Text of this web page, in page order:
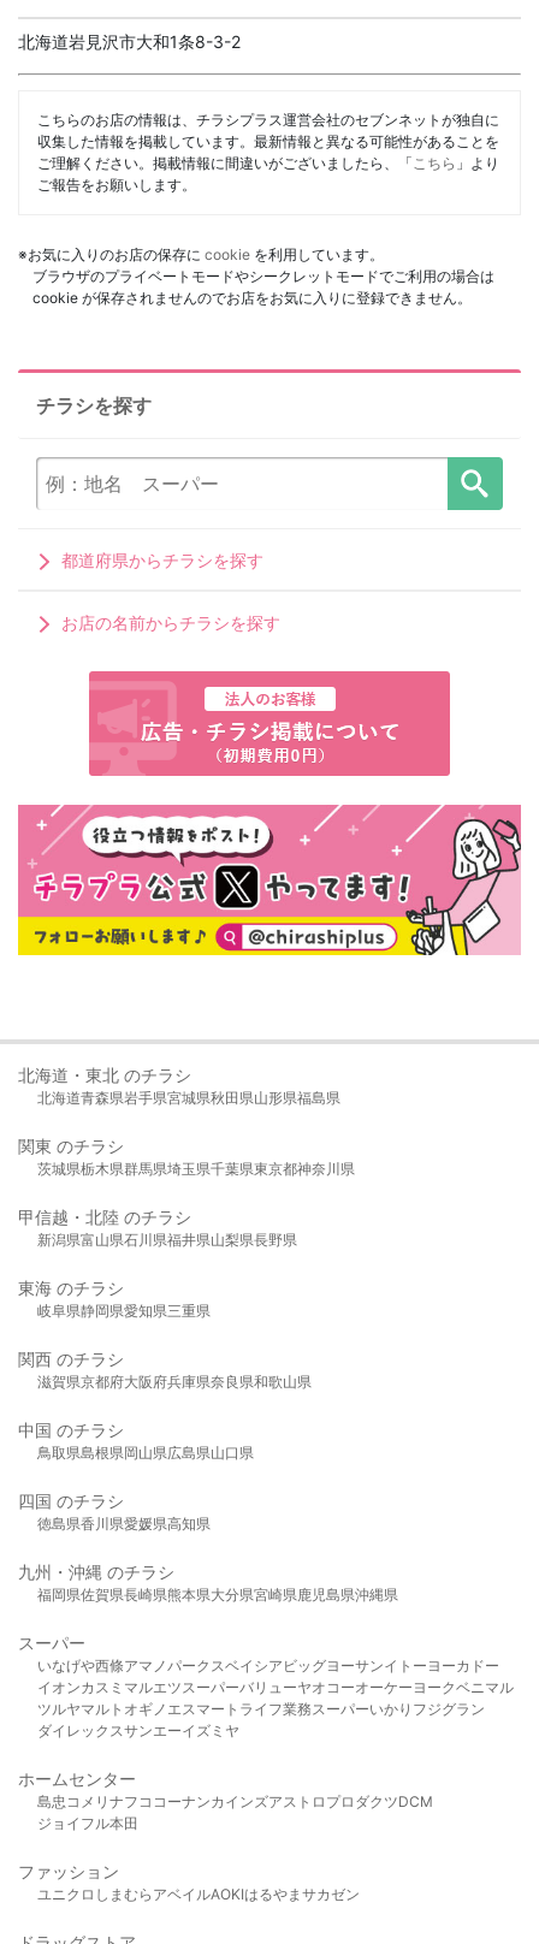
北海道岩見沢市大和1条8-3-2
こちらのお店の情報は、チラシプラス運営会社のセブンネットが独自に
収集した情報を掲載しています。最新情報と異なる可能性があることを
ご理解ください。掲載情報に間違いがございましたら、「 こちら 」より
ご報告をお願いします。
※お気に入りのお店の保存に cookie を利用しています。
ブラウザのプライベートモードやシークレットモードでご利用の場合は
cookie が保存されませんのでお店をお気に入りに登録できません。
チラシを探す
都道府県からチラシを探す
お店の名前からチラシを探す
北海道・東北 のチラシ
北海道青森県岩手県宮城県秋田県山形県福島県
関東 のチラシ
茨城県栃木県群馬県埼玉県千葉県東京都神奈川県
甲信越・北陸 のチラシ
新潟県富山県石川県福井県山梨県長野県
東海 のチラシ
岐阜県静岡県愛知県三重県
関西 のチラシ
滋賀県京都府大阪府兵庫県奈良県和歌山県
中国 のチラシ
鳥取県島根県岡山県広島県山口県
四国 のチラシ
徳島県香川県愛媛県高知県
九州・沖縄 のチラシ
福岡県佐賀県長崎県熊本県大分県宮崎県鹿児島県沖縄県
スーパー
いなげや西條アマノパークスベイシア ビッグヨーサンイトーヨーカドー
イオンカスミ マルエツスーパーバリューヤオコーオーケー ヨークベニマル
ツルヤマルト オギノ エスマート ライフ業務スーパーいかり フジグラン
ダイレックスサンエーイズミヤ
ホームセンター
島忠 コメリ ナフコ コーナンカインズアストロプロダクツDCM
ジョイフル本田
ファッション
ユニクロ しまむら アベイルAOKIはるやま サカゼン